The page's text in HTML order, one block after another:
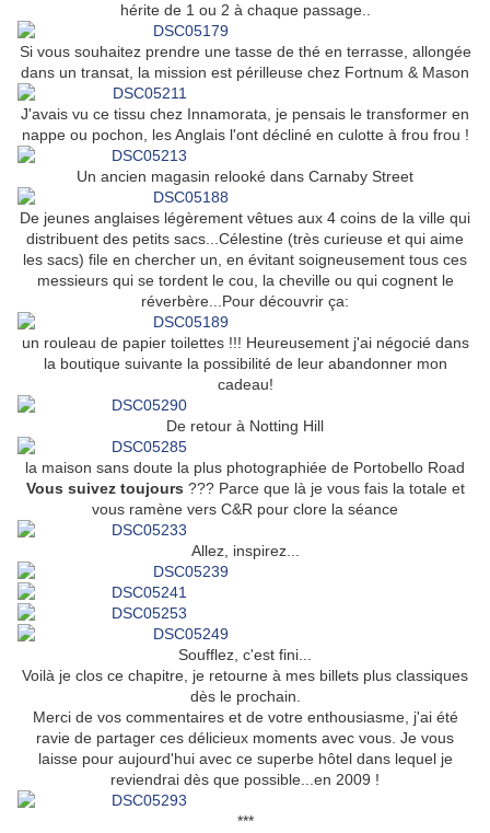
hérite de 1 ou 2 à chaque passage..
Si vous souhaitez prendre une tasse de thé en terrasse, allongée
dans un transat, la mission est périlleuse chez Fortnum & Mason
J'avais vu ce tissu chez Innamorata, je pensais le transformer en
nappe ou pochon, les Anglais l'ont décliné en culotte à frou frou !
Un ancien magasin relooké dans Carnaby Street
De jeunes anglaises légèrement vêtues aux 4 coins de la ville qui
distribuent des petits sacs...Célestine (très curieuse et qui aime
les sacs) file en chercher un, en évitant soigneusement tous ces
messieurs qui se tordent le cou, la cheville ou qui cognent le
réverbère...Pour découvrir ça:
un rouleau de papier toilettes !!! Heureusement j'ai négocié dans
la boutique suivante la possibilité de leur abandonner mon
cadeau!
De retour à Notting Hill
la maison sans doute la plus photographiée de Portobello Road
Vous suivez toujours ??? Parce que là je vous fais la totale et
vous ramène vers C&R pour clore la séance
Allez, inspirez...
Soufflez, c'est fini...
Voilà je clos ce chapitre, je retourne à mes billets plus classiques
dès le prochain.
Merci de vos commentaires et de votre enthousiasme, j'ai été
ravie de partager ces délicieux moments avec vous. Je vous
laisse pour aujourd'hui avec ce superbe hôtel dans lequel je
reviendrai dès que possible...en 2009 !
***